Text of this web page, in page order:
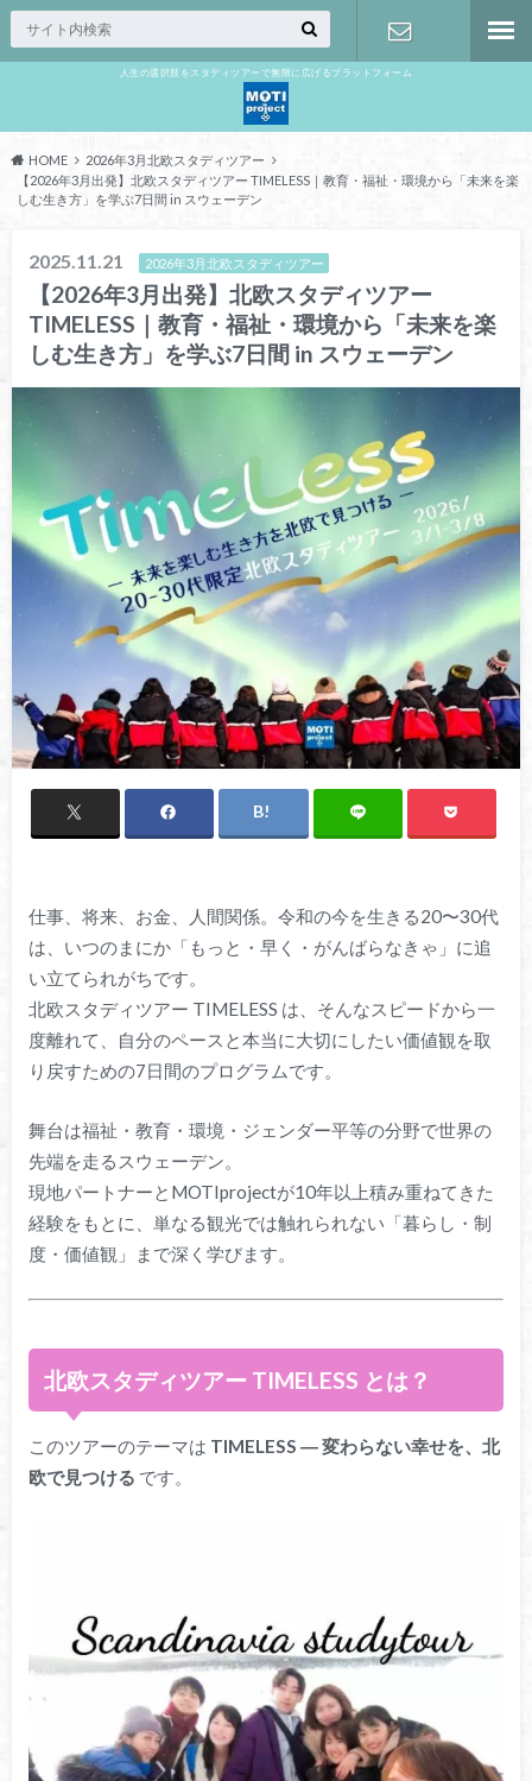
人生の選択肢をスタディツアーで無限に広げるプラットフォーム
HOME
2026年3月北欧スタディツアー
【2026年3月出発】北欧スタディツアー TIMELESS｜教育・福祉・環境から「未来を楽
しむ生き方」を学ぶ7日間 in スウェーデン
2025.11.21 2026年3月北欧スタディツアー
【2026年3月出発】北欧スタディツアー
TIMELESS｜教育・福祉・環境から「未来を楽
しむ生き方」を学ぶ7日間 in スウェーデン
仕事、将来、お金、人間関係。令和の今を生きる20〜30代
は、いつのまにか「もっと・早く・がんばらなきゃ」に追
い立てられがちです。
北欧スタディツアー TIMELESS は、そんなスピードから一
度離れて、自分のペースと本当に大切にしたい価値観を取
り戻すための7日間のプログラムです。
舞台は福祉・教育・環境・ジェンダー平等の分野で世界の
先端を走るスウェーデン。
現地パートナーとMOTIprojectが10年以上積み重ねてきた
経験をもとに、単なる観光では触れられない「暮らし・制
度・価値観」まで深く学びます。
北欧スタディツアー TIMELESS とは？
このツアーのテーマは TIMELESS ― 変わらない幸せを、北
欧で見つける です。